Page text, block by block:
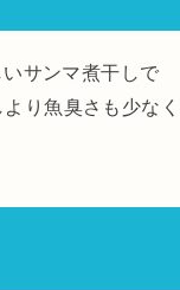
サンマ煮干しで
り魚臭さも少なく